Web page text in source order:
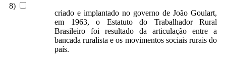
8)
criado e implantado no governo de João Goulart,
em 1963, o Estatuto do Trabalhador Rural
Brasileiro foi resultado da articulação entre a
bancada ruralista e os movimentos sociais rurais do
país.